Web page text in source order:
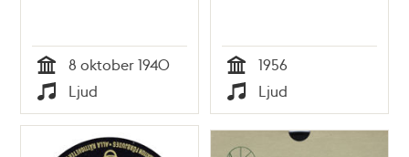
Tid
8 oktober 1940
Typ
Ljud Tid
1956
Typ
Ljud